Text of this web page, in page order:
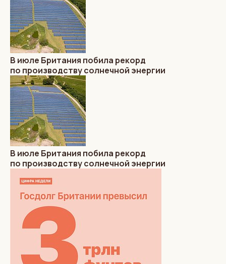
В июле Британия побила рекорд
по производству солнечной энергии
В июле Британия побила рекорд
по производству солнечной энергии